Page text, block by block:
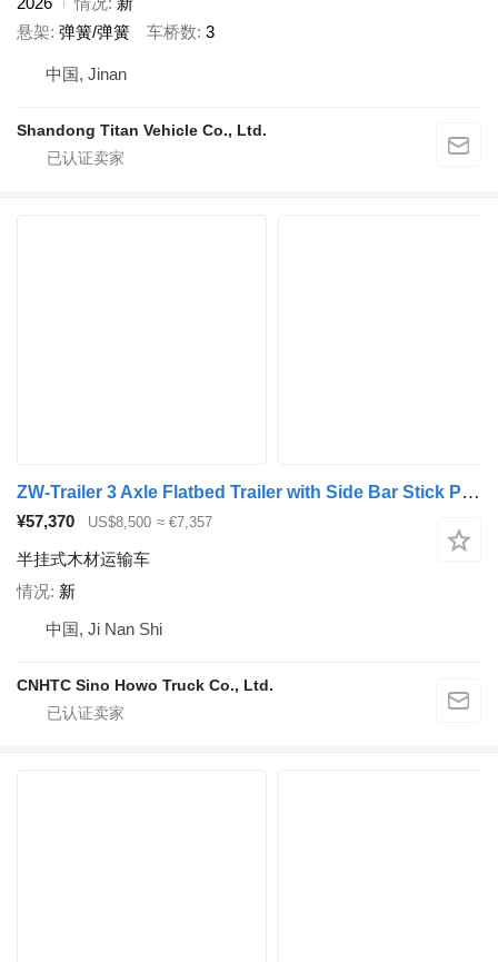
悬架 弹簧/弹簧 车桥数 3
中国, Jinan
Shandong Titan Vehicle Co., Ltd.
ZW-Trailer 3 Axle Flatbed Trailer with Side Bar Stick Pipe
¥57,370 US$8,500 ≈ €7,357
半挂式木材运输车
情况 新
中国, Ji Nan Shi
CNHTC Sino Howo Truck Co., Ltd.